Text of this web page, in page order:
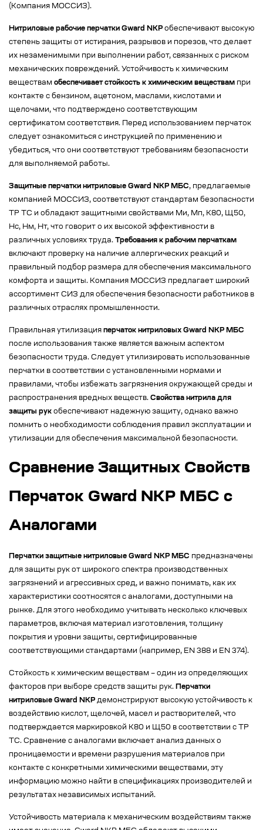
(Компания МОССИЗ).
Нитриловые рабочие перчатки Gward NKP обеспечивают высокую
степень защиты от истирания, разрывов и порезов, что делает
их незаменимыми при выполнении работ, связанных с риском
механических повреждений. Устойчивость к химическим
веществам обеспечивает стойкость к химическим веществам при
контакте с бензином, ацетоном, маслами, кислотами и
щелочами, что подтверждено соответствующим
сертификатом соответствия. Перед использованием перчаток
следует ознакомиться с инструкцией по применению и
убедиться, что они соответствуют требованиям безопасности
для выполняемой работы.
Защитные перчатки нитриловые Gward NKP МБС, предлагаемые
компанией МОССИЗ, соответствуют стандартам безопасности
ТР ТС и обладают защитными свойствами Ми, Мп, К80, Щ50,
Нс, Нм, Нт, что говорит о их высокой эффективности в
различных условиях труда. Требования к рабочим перчаткам
включают проверку на наличие аллергических реакций и
правильный подбор размера для обеспечения максимального
комфорта и защиты. Компания МОССИЗ предлагает широкий
ассортимент СИЗ для обеспечения безопасности работников в
различных отраслях промышленности.
Правильная утилизация перчаток нитриловых Gward NKP МБС
после использования также является важным аспектом
безопасности труда. Следует утилизировать использованные
перчатки в соответствии с установленными нормами и
правилами, чтобы избежать загрязнения окружающей среды и
распространения вредных веществ. Свойства нитрила для
защиты рук обеспечивают надежную защиту, однако важно
помнить о необходимости соблюдения правил эксплуатации и
утилизации для обеспечения максимальной безопасности.
Сравнение Защитных Свойств
Перчаток Gward NKP МБС с
Аналогами
Перчатки защитные нитриловые Gward NKP МБС предназначены
для защиты рук от широкого спектра производственных
загрязнений и агрессивных сред, и важно понимать, как их
характеристики соотносятся с аналогами, доступными на
рынке. Для этого необходимо учитывать несколько ключевых
параметров, включая материал изготовления, толщину
покрытия и уровни защиты, сертифицированные
соответствующими стандартами (например, EN 388 и EN 374).
Стойкость к химическим веществам – один из определяющих
факторов при выборе средств защиты рук. Перчатки
нитриловые Gward NKP демонстрируют высокую устойчивость к
воздействию кислот, щелочей, масел и растворителей, что
подтверждается маркировкой К80 и Щ50 в соответствии с ТР
ТС. Сравнение с аналогами включает анализ данных о
проницаемости и времени разрушения материалов при
контакте с конкретными химическими веществами, эту
информацию можно найти в спецификациях производителей и
результатах независимых испытаний.
Устойчивость материала к механическим воздействиям также